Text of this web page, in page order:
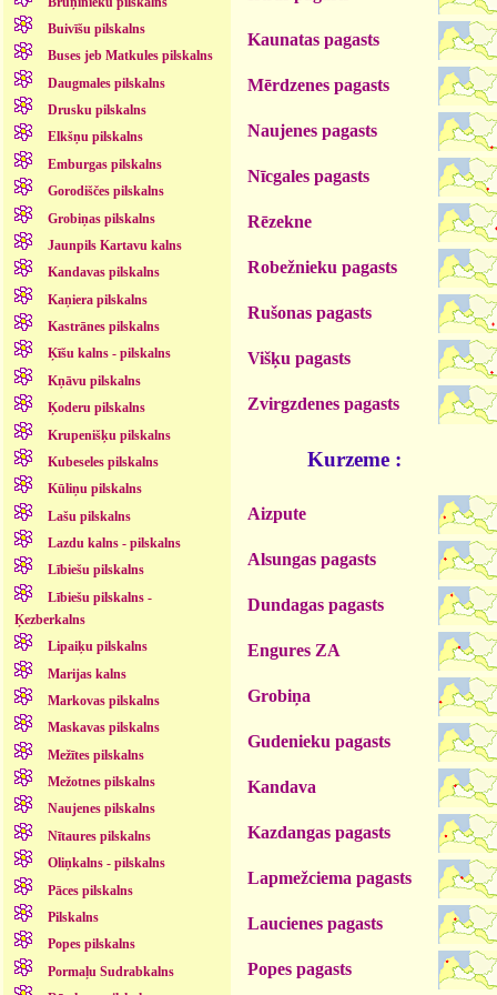
Buivīšu pilskalns
Buses jeb Matkules pilskalns
Daugmales pilskalns
Drusku pilskalns
Elkšņu pilskalns
Emburgas pilskalns
Gorodiščes pilskalns
Grobiņas pilskalns
Jaunpils Kartavu kalns
Kandavas pilskalns
Kaņiera pilskalns
Kastrānes pilskalns
Ķīšu kalns - pilskalns
Kņāvu pilskalns
Ķoderu pilskalns
Krupenišķu pilskalns
Kubeseles pilskalns
Kūliņu pilskalns
Lašu pilskalns
Lazdu kalns - pilskalns
Lībiešu pilskalns
Lībiešu pilskalns -
Ķezberkalns
Lipaiķu pilskalns
Marijas kalns
Markovas pilskalns
Maskavas pilskalns
Mežītes pilskalns
Mežotnes pilskalns
Naujenes pilskalns
Nītaures pilskalns
Oliņkalns - pilskalns
Pāces pilskalns
Pilskalns
Popes pilskalns
Pormaļu Sudrabkalns
Kaunatas pagasts
Mērdzenes pagasts
Naujenes pagasts
Nīcgales pagasts
Rēzekne
Robežnieku pagasts
Rušonas pagasts
Višķu pagasts
Zvirgzdenes pagasts
Kurzeme :
Aizpute
Alsungas pagasts
Dundagas pagasts
Engures ZA
Grobiņa
Gudenieku pagasts
Kandava
Kazdangas pagasts
Lapmežciema pagasts
Laucienes pagasts
Popes pagasts